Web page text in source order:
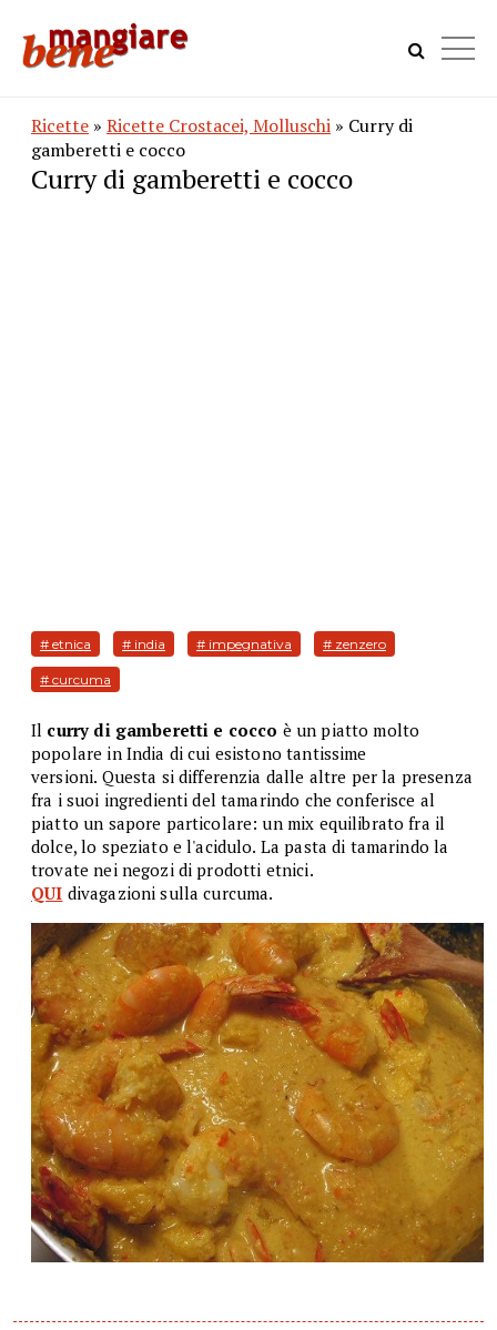
Ricette » Ricette Crostacei, Molluschi » Curry di
gamberetti e cocco
Curry di gamberetti e cocco
# etnica # india # impegnativa # zenzero
# curcuma
Il curry di gamberetti e cocco è un piatto molto
popolare in India di cui esistono tantissime
versioni. Questa si differenzia dalle altre per la presenza
fra i suoi ingredienti del tamarindo che conferisce al
piatto un sapore particolare: un mix equilibrato fra il
dolce, lo speziato e l'acidulo. La pasta di tamarindo la
trovate nei negozi di prodotti etnici.
QUI divagazioni sulla curcuma.